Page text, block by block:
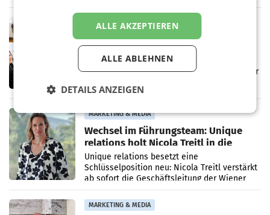
Direktionen abgestimmt werden.
MARKETING & MEDIA
Brandenstein Communications ist
künftig Partner von OtterlyAI
Die Wiener PR-Agentur Brandenstein
Communications ist ab sofort Agenturpartner
Optimierungsplattform OtterlyAI. Damit baut
MARKETING & MEDIA
Wechsel im Führungsteam: Unique
relations holt Nicola Treitl in die
Geschäftsleitung
Unique relations besetzt eine
Schlüsselposition neu: Nicola Treitl verstärkt
ab sofort die Geschäftsleitung der Wiener
PR-Agentur an der Seite von Josef Kalina und
Anna Kalina-Mahr.
MARKETING & MEDIA
ALLE AKZEPTIEREN
ALLE ABLEHNEN
DETAILS ANZEIGEN